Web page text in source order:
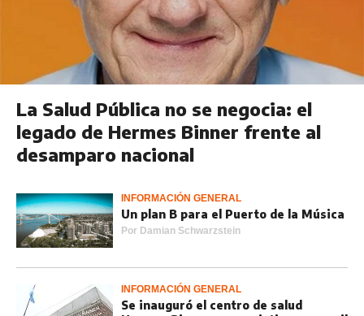
La Salud Pública no se negocia: el
legado de Hermes Binner frente al
desamparo nacional
INFORMACIÓN GENERAL
Un plan B para el Puerto de la Música
Por Damian Schwarzstein
INFORMACIÓN GENERAL
Se inauguró el centro de salud